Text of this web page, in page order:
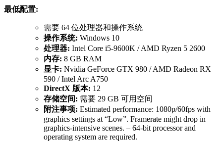
最低配置:
需要 64 位处理器和操作系统
操作系统: Windows 10
处理器: Intel Core i5-9600K / AMD Ryzen 5 2600
内存: 8 GB RAM
显卡: Nvidia GeForce GTX 980 / AMD Radeon RX
590 / Intel Arc A750
DirectX 版本: 12
存储空间: 需要 29 GB 可用空间
附注事项: Estimated performance: 1080p/60fps with
graphics settings at “Low”. Framerate might drop in
graphics-intensive scenes. – 64-bit processor and
operating system are required.